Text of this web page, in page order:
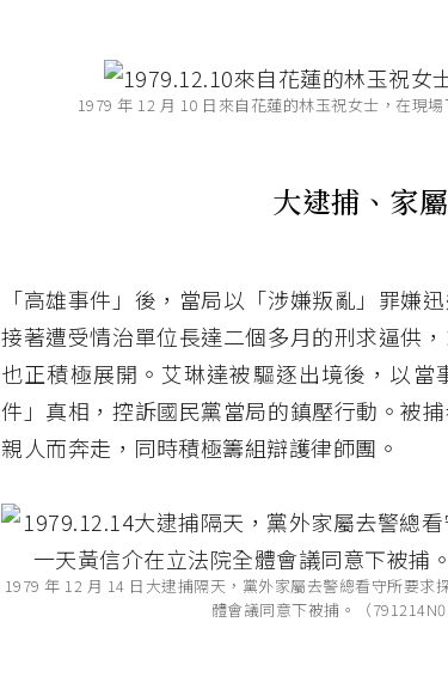
1979 年 12 月 10 日來自花蓮的林玉祝女士，在現
大逮捕、家
「高雄事件」後，當局以「涉嫌叛亂」罪嫌
接著遭受情治單位長達二個多月的刑求逼供
也正積極展開。艾琳達被驅逐出境後，以
件」真相，控訴國民黨當局的鎮壓行動。被
親人而奔走，同時積極籌組辯護律師團。
1979 年 12 月 14 日大逮捕隔天，黨外家屬去警總看守所要
體會議同意下被捕。（